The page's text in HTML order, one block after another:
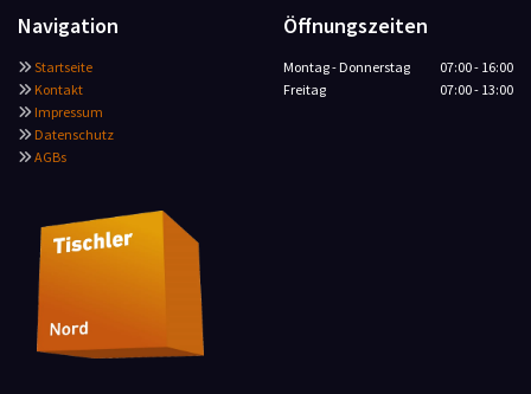
Navigation
Startseite
 Kontakt
 Impressum
 Datenschutz
AGBs
Öffnungszeiten
Montag - Donnerstag
07:00 - 16:00
Freitag
07:00 - 13:00